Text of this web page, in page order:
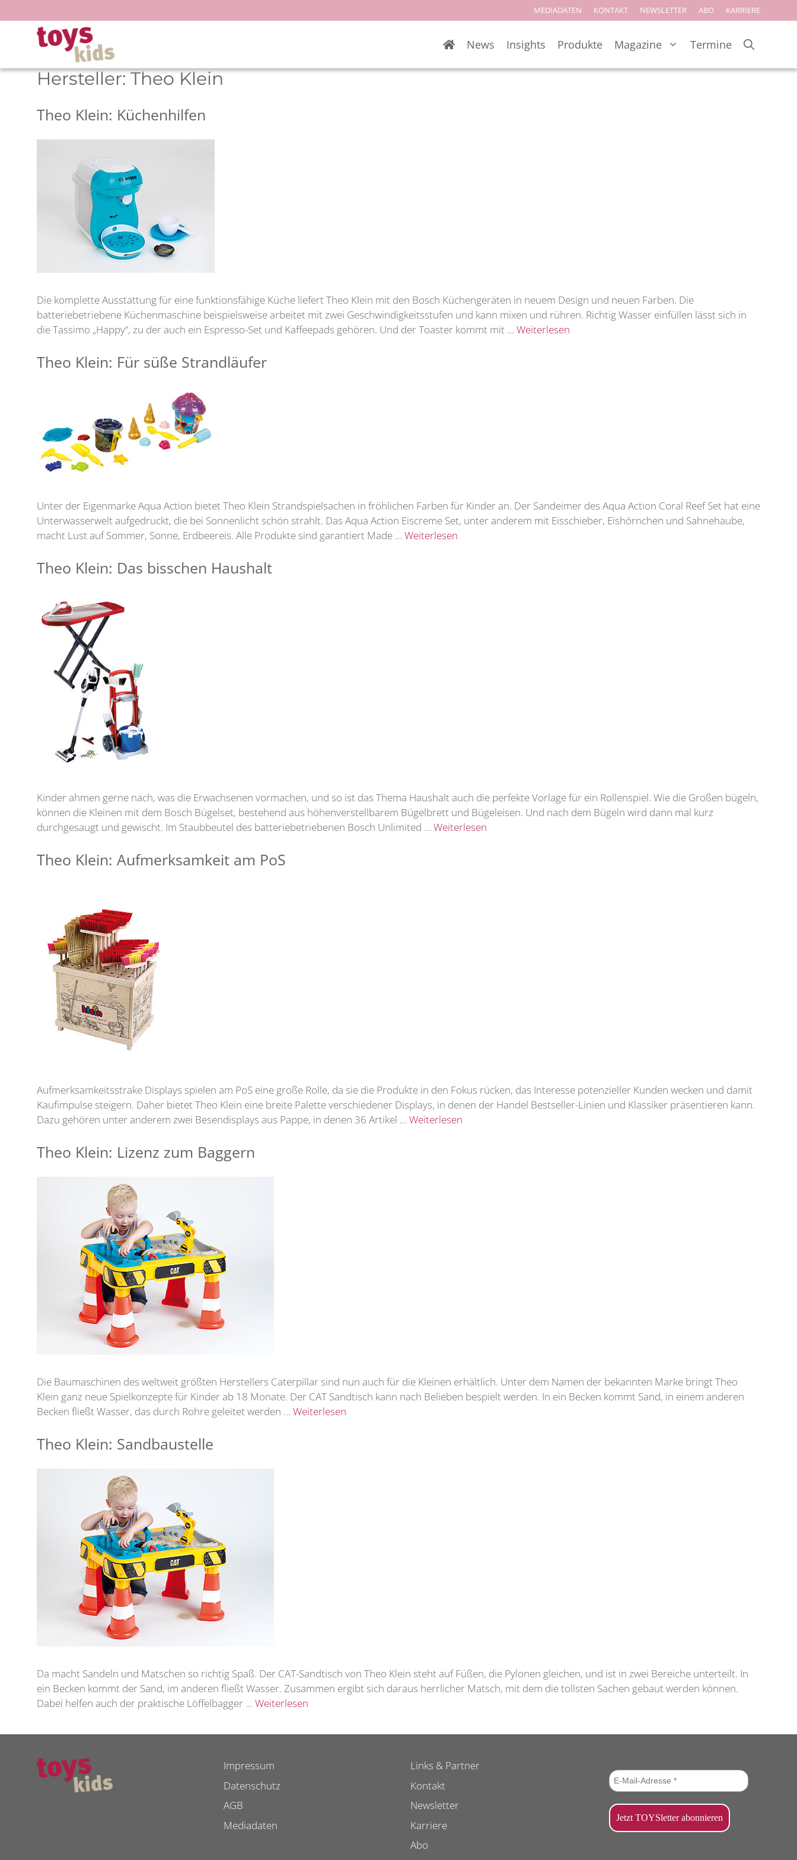
Inhalt
springen
MEDIADATEN KONTAKT NEWSLETTER ABO KARRIERE
News Insights Produkte Magazine Termine
Hersteller:Theo Klein
Theo Klein: Küchenhilfen
Die komplette Ausstattung für eine funktionsfähige Küche liefert Theo Klein mit den Bosch Küchengeräten in neuem Design und neuen Farben. Die
batteriebetriebene Küchenmaschine beispielsweise arbeitet mit zwei Geschwindigkeitsstufen und kann mixen und rühren. Richtig Wasser einfüllen lässt sich in
die Tassimo „Happy“, zu der auch ein Espresso-Set und Kaffeepads gehören. Und der Toaster kommt mit … Weiterlesen
Theo Klein: Für süße Strandläufer
Unter der Eigenmarke Aqua Action bietet Theo Klein Strandspielsachen in fröhlichen Farben für Kinder an. Der Sandeimer des Aqua Action Coral Reef Set hat eine
Unterwasserwelt aufgedruckt, die bei Sonnenlicht schön strahlt. Das Aqua Action Eiscreme Set, unter anderem mit Eisschieber, Eishörnchen und Sahnehaube,
macht Lust auf Sommer, Sonne, Erdbeereis. Alle Produkte sind garantiert Made … Weiterlesen
Theo Klein: Das bisschen Haushalt
Kinder ahmen gerne nach, was die Erwachsenen vormachen, und so ist das Thema Haushalt auch die perfekte Vorlage für ein Rollenspiel. Wie die Großen bügeln,
können die Kleinen mit dem Bosch Bügelset, bestehend aus höhenverstellbarem Bügelbrett und Bügeleisen. Und nach dem Bügeln wird dann mal kurz
durchgesaugt und gewischt. Im Staubbeutel des batteriebetriebenen Bosch Unlimited … Weiterlesen
Theo Klein: Aufmerksamkeit am PoS
Aufmerksamkeitsstrake Displays spielen am PoS eine große Rolle, da sie die Produkte in den Fokus rücken, das Interesse potenzieller Kunden wecken und damit
Kaufimpulse steigern. Daher bietet Theo Klein eine breite Palette verschiedener Displays, in denen der Handel Bestseller-Linien und Klassiker präsentieren kann.
Dazu gehören unter anderem zwei Besendisplays aus Pappe, in denen 36 Artikel … Weiterlesen
Theo Klein: Lizenz zum Baggern
Die Baumaschinen des weltweit größten Herstellers Caterpillar sind nun auch für die Kleinen erhältlich. Unter dem Namen der bekannten Marke bringt Theo
Klein ganz neue Spielkonzepte für Kinder ab 18 Monate. Der CAT Sandtisch kann nach Belieben bespielt werden. In ein Becken kommt Sand, in einem anderen
Becken fließt Wasser, das durch Rohre geleitet werden … Weiterlesen
Theo Klein: Sandbaustelle
Da macht Sandeln und Matschen so richtig Spaß. Der CAT-Sandtisch von Theo Klein steht auf Füßen, die Pylonen gleichen, und ist in zwei Bereiche unterteilt. In
ein Becken kommt der Sand, im anderen fließt Wasser. Zusammen ergibt sich daraus herrlicher Matsch, mit dem die tollsten Sachen gebaut werden können.
Dabei helfen auch der praktische Löffelbagger … Weiterlesen
Impressum
Datenschutz
AGB
Mediadaten
Links & Partner
Kontakt
Newsletter
Karriere
Abo